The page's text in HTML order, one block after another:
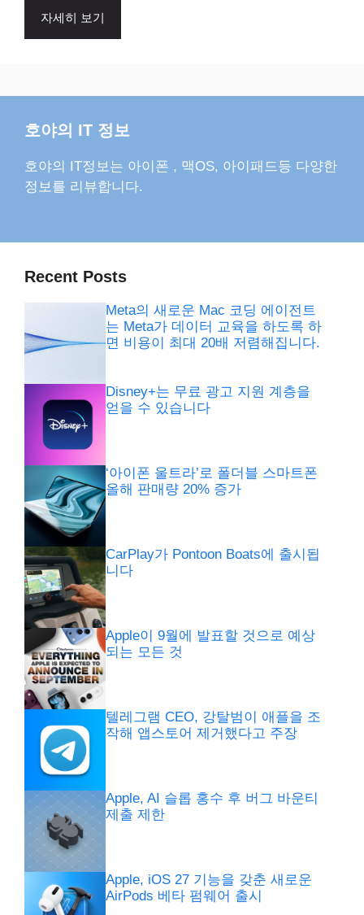
자세히 보기
호야의 IT 정보
호야의 IT정보는 아이폰 , 맥OS, 아이패드등 다양한
정보를 리뷰합니다.
Recent Posts
Meta의 새로운 Mac 코딩 에이전트
는 Meta가 데이터 교육을 하도록 하
면 비용이 최대 20배 저렴해집니다.
Disney+는 무료 광고 지원 계층을
얻을 수 있습니다
‘아이폰 울트라’로 폴더블 스마트폰
올해 판매량 20% 증가
CarPlay가 Pontoon Boats에 출시됩
니다
Apple이 9월에 발표할 것으로 예상
되는 모든 것
텔레그램 CEO, 강탈범이 애플을 조
작해 앱스토어 제거했다고 주장
Apple, AI 슬롭 홍수 후 버그 바운티
제출 제한
Apple, iOS 27 기능을 갖춘 새로운
AirPods 베타 펌웨어 출시